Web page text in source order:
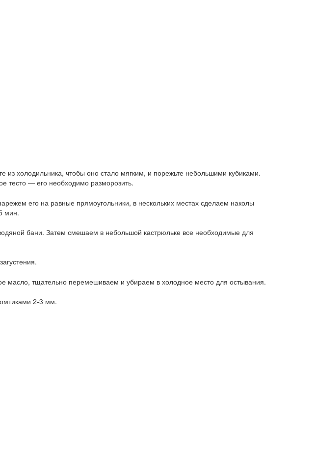
из холодильника, чтобы оно стало мягким, и порежьте небольшими кубиками.
тесто — его необходимо разморозить.
его на равные прямоугольники, в нескольких местах сделаем наколы
мин.
бани. Затем смешаем в небольшой кастрюльке все необходимые для
масло, тщательно перемешиваем и убираем в холодное место для остывания.
2-3 мм.